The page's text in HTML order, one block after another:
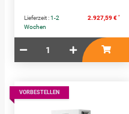
Lieferzeit :1-2
Wochen
2.927,59 € *
VORBESTELLEN